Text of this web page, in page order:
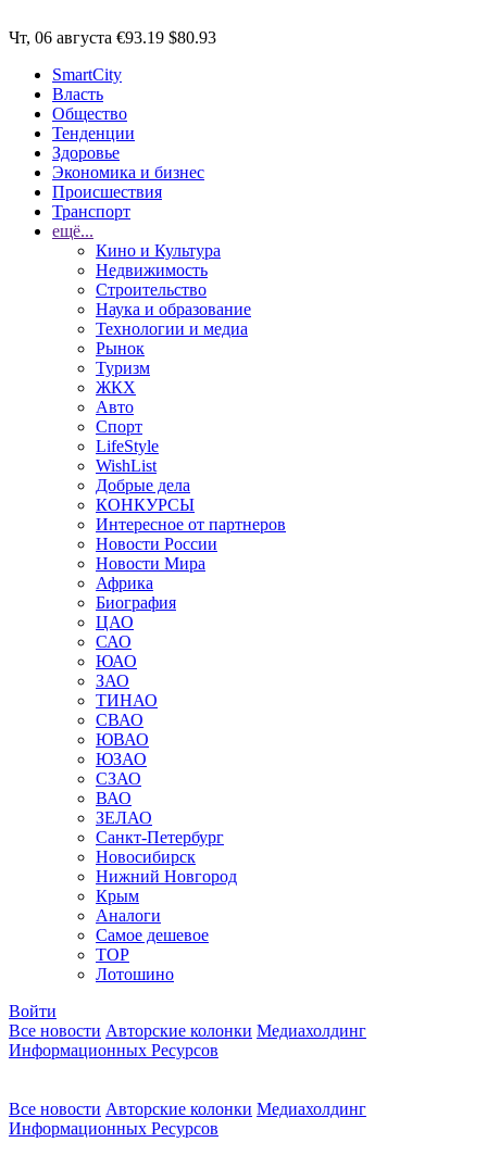
Чт, 06 августа €93.19 $80.93
SmartCity
Власть
Общество
Тенденции
Здоровье
Экономика и бизнес
Происшествия
Транспорт
ещё...
Кино и Культура
Недвижимость
Строительство
Наука и образование
Технологии и медиа
Рынок
Туризм
ЖКХ
Авто
Спорт
LifeStyle
WishList
Добрые дела
КОНКУРСЫ
Интересное от партнеров
Новости России
Новости Мира
Африка
Биография
ЦАО
САО
ЮАО
ЗАО
ТИНАО
СВАО
ЮВАО
ЮЗАО
СЗАО
ВАО
ЗЕЛАО
Санкт-Петербург
Новосибирск
Нижний Новгород
Крым
Аналоги
Самое дешевое
TOP
Лотошино
Войти
Все новости Авторские колонки Медиахолдинг
Информационных Ресурсов
Все новости Авторские колонки Медиахолдинг
Информационных Ресурсов